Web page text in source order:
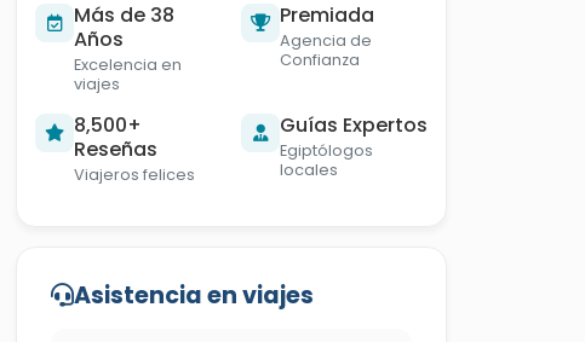
Más de 38
Años
Excelencia en
viajes
Premiada
Agencia de
Confianza
8,500+
Reseñas
Viajeros felices
Guías Expertos
Egiptólogos
locales
Asistencia en viajes